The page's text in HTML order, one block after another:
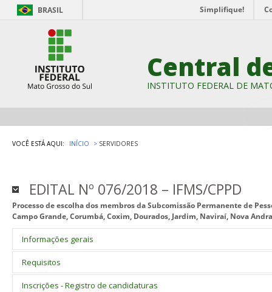
BRASIL Simplifique!
Central
INSTITUTO FEDERAL DE
VOCÊ ESTÁ AQUI: INÍCIO SERVIDORES
EDITAL Nº 076/2018 – IFMS/CPPD
Processo de escolha dos membros da Subcomissão Permanente de
Campo Grande, Corumbá, Coxim, Dourados, Jardim, Naviraí, Nova
Informações gerais
Instruções normativas que regulamentam o processo eletivo da
CPPD, do conjunto doscampido Instituto Federal de Educação
Requisitos
São elegíveis para a SCPPD todos os servidores docentes
Inscrições - Registro de candidaturas